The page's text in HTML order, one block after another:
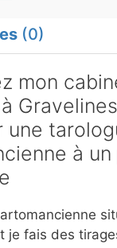
(0)
mon
une
à un
je fais des